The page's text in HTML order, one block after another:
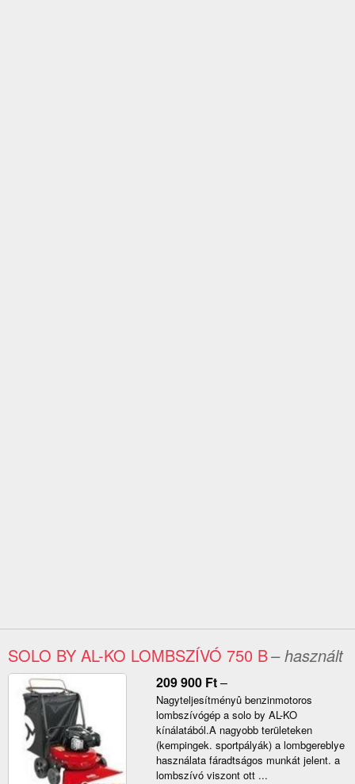
SOLO BY AL-KO LOMBSZÍVÓ 750 B– használt
209 900 Ft–
Nagyteljesítményû benzinmotoros
lombszívógép a solo by AL-KO
kínálatából.A nagyobb területeken
(kempingek. sportpályák) a lombgereblye
használata fáradtságos munkát jelent. a
lombszívó viszont ott ...